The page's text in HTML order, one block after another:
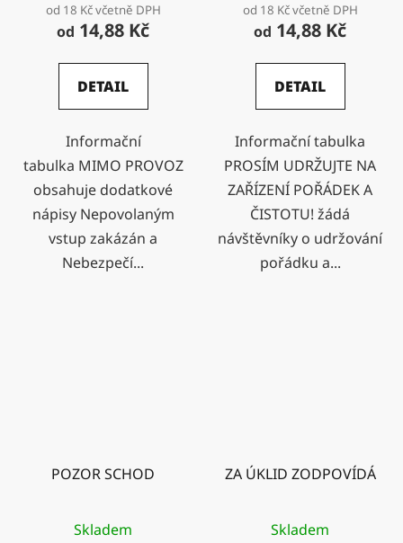
od 18 Kč včetně DPH
od 14,88 Kč
DETAIL
Informační
tabulka MIMO PROVOZ
obsahuje dodatkové
nápisy Nepovolaným
vstup zakázán a
Nebezpečí...
od 18 Kč včetně DPH
od 14,88 Kč
DETAIL
Informační tabulka
PROSÍM UDRŽUJTE NA
ZAŘÍZENÍ POŘÁDEK A
ČISTOTU! žádá
návštěvníky o udržování
pořádku a...
POZOR SCHOD
Skladem
ZA ÚKLID ZODPOVÍDÁ
Skladem